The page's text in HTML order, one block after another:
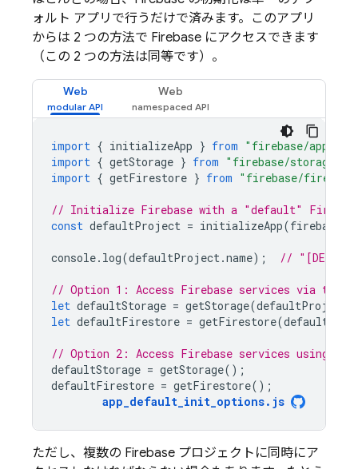
ォルト アプリで行うだけで済みます。このアプリ
からは 2 つの方法で Firebase にアクセスできます
（この 2 つの方法は同等です）。
Web Web
import { initializeApp } from "firebase/app"
import { getStorage } from "firebase/storage"
import { getFirestore } from "firebase/
// Initialize Firebase with a "default"
const defaultProject = initializeApp(
console. log(defaultProject.name); //
// Option 1: Access Firebase services via the
let defaultStorage = getStorage(defaultProject
let defaultFirestore = getFirestore(
// Option 2: Access Firebase services using
defaultStorage = getStorage();
defaultFirestore = getFirestore();
app_default_init_options. js
ただし、複数の Firebase プロジェクトに同時にア